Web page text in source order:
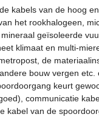
kabels van de hoog
het rookhalogeen,
geïsoleerde
klimaat en multi-
de
bouw vergen etc.
keurt
communicatie
kabel van de